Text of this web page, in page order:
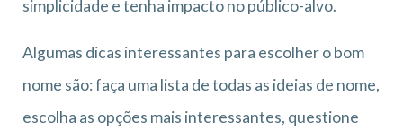
simplicidade e tenha impacto no público-alvo.
Algumas dicas interessantes para escolher o bom
nome são: faça uma lista de todas as ideias de nome,
escolha as opções mais interessantes, questione